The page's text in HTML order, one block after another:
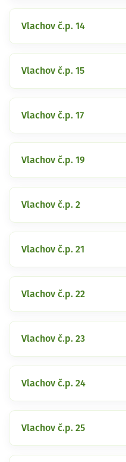
Vlachov č.p. 14
Vlachov č.p. 15
Vlachov č.p. 17
Vlachov č.p. 19
Vlachov č.p. 2
Vlachov č.p. 21
Vlachov č.p. 22
Vlachov č.p. 23
Vlachov č.p. 24
Vlachov č.p. 25